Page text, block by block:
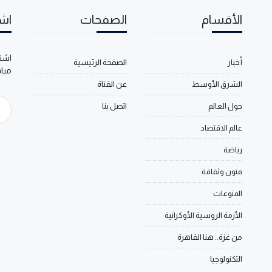
الأقسام
أخبار
الشرق الأوسط
حول العالم
عالم الاقتصاد
رياضة
فنون وثقافة
المنوعات
الأزمة الروسية الأوكرانية
من غزة.. هنا القاهرة
التكنولوجيا
الصفحات
الصفحة الرئيسية
عن القناة
اتصل بنا